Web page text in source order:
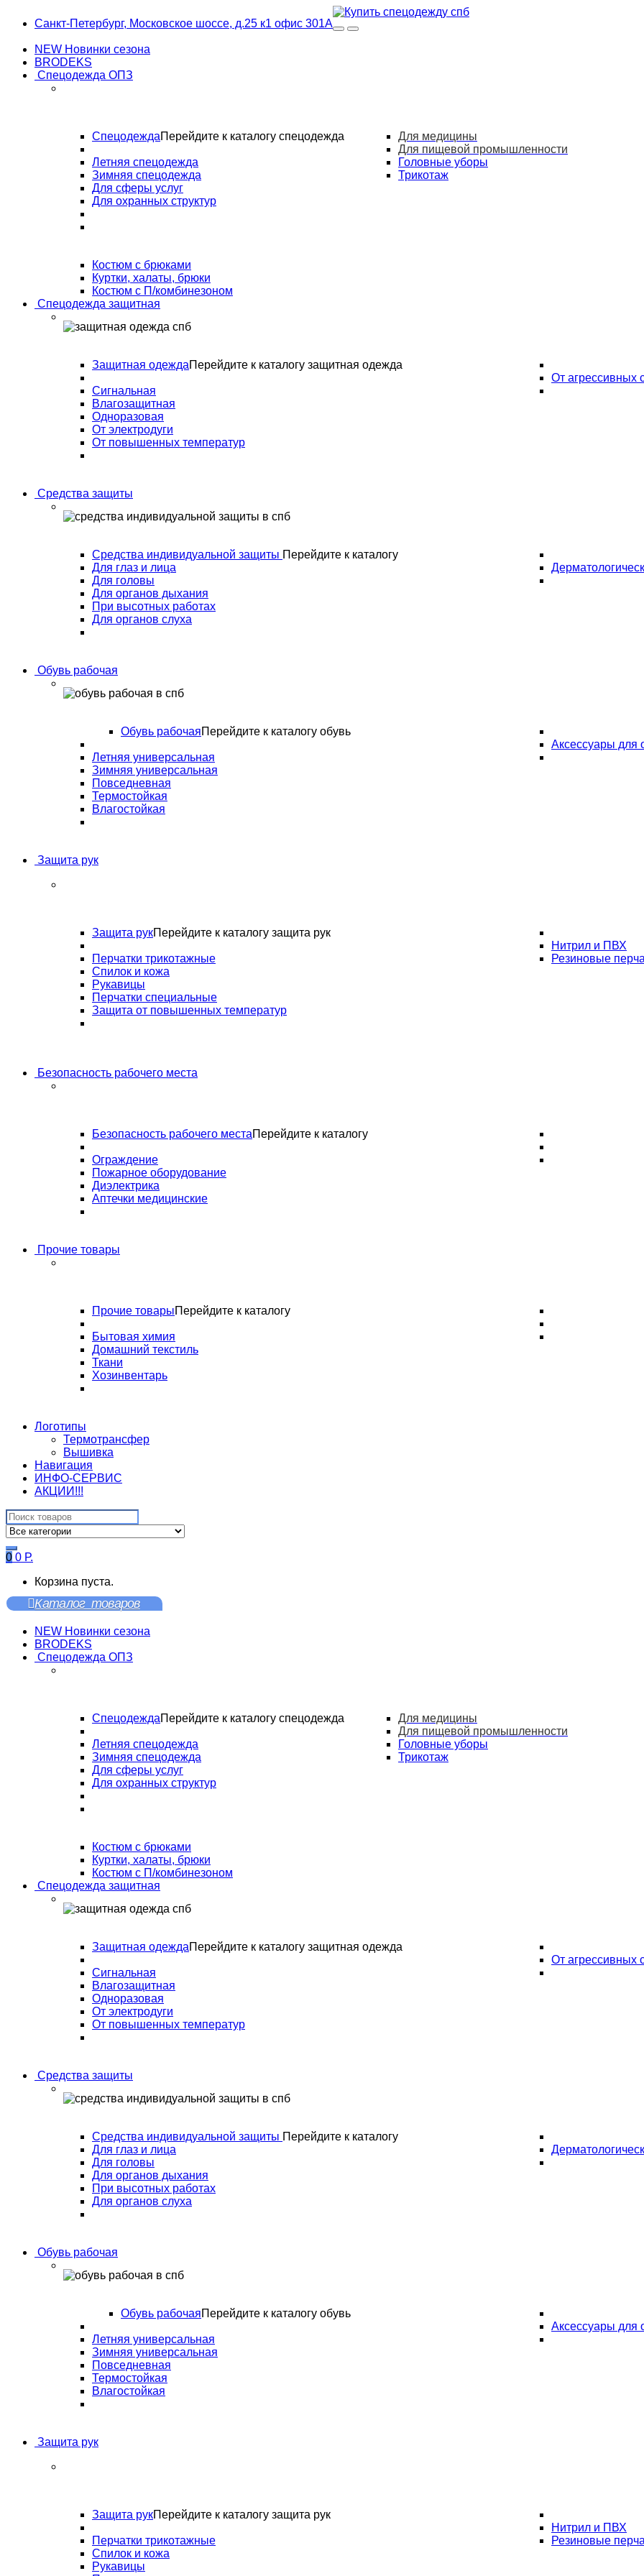
Санкт-Петербург, Московское шоссе, д.25 к1 офис 301А
NEW Новинки сезона
BRODEKS
Спецодежда ОПЗ
СпецодеждаПерейдите к каталогу спецодежда
Летняя спецодежда
Зимняя спецодежда
Для сферы услуг
Для охранных структур
Для медицины
Для пищевой промышленности
Головные уборы
Трикотаж
Костюм с брюками
Куртки, халаты, брюки
Костюм с П/комбинезоном
Спецодежда защитная
Защитная одеждаПерейдите к каталогу защитная одежда
Сигнальная
Влагозащитная
Одноразовая
От электродуги
От повышенных температур
От агрессивных
Средства защиты
Средства индивидуальной защиты Перейдите к каталогу
Для глаз и лица
Для головы
Для органов дыхания
При высотных работах
Для органов слуха
Обувь рабочая
Обувь рабочаяПерейдите к каталогу обувь
Летняя универсальная
Зимняя универсальная
Повседневная
Термостойкая
Влагостойкая
Аксессуары для
Защита рук
Защита рукПерейдите к каталогу защита рук
Перчатки трикотажные
Спилок и кожа
Рукавицы
Перчатки специальные
Защита от повышенных температур
Нитрил и ПВХ
Резиновые
Безопасность рабочего места
Безопасность рабочего местаПерейдите к каталогу
Ограждение
Пожарное оборудование
Диэлектрика
Аптечки медицинские
Прочие товары
Прочие товарыПерейдите к каталогу
Бытовая химия
Домашний текстиль
Ткани
Хозинвентарь
Логотипы
Термотрансфер
Вышивка
Навигация
ИНФО-СЕРВИС
АКЦИИ!!!
Search
for:
0 0 Р.
Корзина пуста.
Каталог товаров
NEW Новинки сезона
BRODEKS
Спецодежда ОПЗ
СпецодеждаПерейдите к каталогу спецодежда
Летняя спецодежда
Зимняя спецодежда
Для сферы услуг
Для охранных структур
Для медицины
Для пищевой промышленности
Головные уборы
Трикотаж
Костюм с брюками
Куртки, халаты, брюки
Костюм с П/комбинезоном
Спецодежда защитная
Защитная одеждаПерейдите к каталогу защитная одежда
Сигнальная
Влагозащитная
Одноразовая
От электродуги
От повышенных температур
От агрессивных
Средства защиты
Средства индивидуальной защиты Перейдите к каталогу
Для глаз и лица
Для головы
Для органов дыхания
При высотных работах
Для органов слуха
Обувь рабочая
Обувь рабочаяПерейдите к каталогу обувь
Летняя универсальная
Зимняя универсальная
Повседневная
Термостойкая
Влагостойкая
Аксессуары для
Защита рук
Защита рукПерейдите к каталогу защита рук
Перчатки трикотажные
Спилок и кожа
Рукавицы
Нитрил и ПВХ
Резиновые